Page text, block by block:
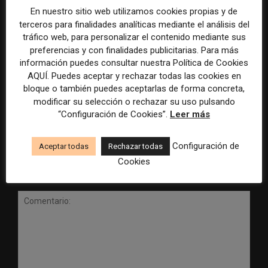
Radio Televisión Madrid
establece un sistema de
control para el uso de la
inteligencia artificial
ADEPA crea un premio
especial para la mejor
cobertura periodística del
Mundial 2026
En nuestro sitio web utilizamos cookies propias y de
terceros para finalidades analíticas mediante el análisis del
tráfico web, para personalizar el contenido mediante sus
preferencias y con finalidades publicitarias. Para más
información puedes consultar nuestra Política de Cookies
AQUÍ. Puedes aceptar y rechazar todas las cookies en
bloque o también puedes aceptarlas de forma concreta,
modificar su selección o rechazar su uso pulsando
“Configuración de Cookies”. Leer más
Aceptar todas Rechazar todas
Configuración de
Cookies